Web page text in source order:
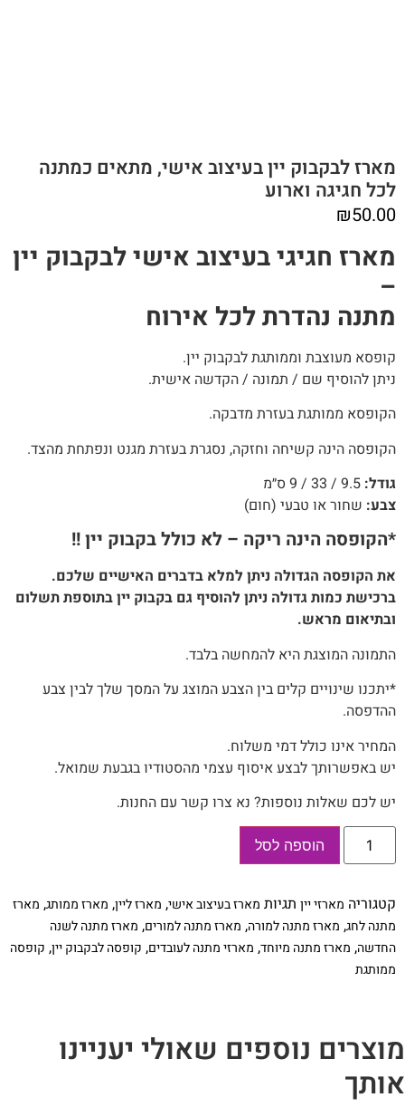
מארז לבקבוק יין בעיצוב אישי, מתאים כמתנה
לכל חגיגה וארוע
₪50.00
מארז חגיגי בעיצוב אישי לבקבוק יין
–
מתנה נהדרת לכל אירוח
קופסא מעוצבת וממותגת לבקבוק יין.
ניתן להוסיף שם / תמונה / הקדשה אישית.
הקופסא ממותגת בעזרת מדבקה.
הקופסה הינה קשיחה וחזקה, נסגרת בעזרת מגנט ונפתחת מהצד.
גודל: 9.5 / 33 / 9 ס״מ
צבע: שחור או טבעי (חום)
*הקופסה הינה ריקה – לא כולל בקבוק יין !!
את הקופסה הגדולה ניתן למלא בדברים האישיים שלכם.
ברכישת כמות גדולה ניתן להוסיף גם בקבוק יין בתוספת תשלום
ובתיאום מראש.
התמונה המוצגת היא להמחשה בלבד.
*יתכנו שינויים קלים בין הצבע המוצג על המסך שלך לבין צבע
ההדפסה.
המחיר אינו כולל דמי משלוח.
יש באפשרותך לבצע איסוף עצמי מהסטודיו בגבעת שמואל.
יש לכם שאלות נוספות? נא צרו קשר עם החנות.
כמות
מארז
בעיצוב
אישי,
מתאים
כמתנה
לכל
חגיגה
הוספה לסל
קטגוריה מארזי יין תגיות מארז בעיצוב אישי, מארז ליין, מארז ממותג, מארז
מתנה לחג, מארז מתנה למורה, מארז מתנה למורים, מארז מתנה לשנה
החדשה, מארז מתנה מיוחד, מארזי מתנה לעובדים, קופסה לבקבוק יין, קופסה
ממותגת
מוצרים נוספים שאולי יעניינו
אותך